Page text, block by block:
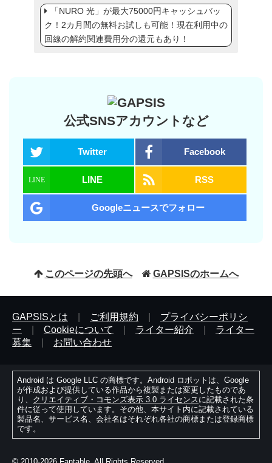
「NURO 光」が最大75000円キャッシュバッ
ク！2カ月間の無料お試しも可能！現在利用中の
回線の解約関連費用分の還元もあり！
公式SNSアカウントなど
Twitter Facebook
LINE RSS
Googleニュースでフォロー
このページの先頭へ GAPSISのホームへ
GAPSISとは ご利用規約
プライバシーポリシ
ー
Cookieについて ライター紹介
ライター
募集
お問い合わせ
Android は Google LLC の商標です。Android ロボットは、Google
が作成および提供している作品から複製または変更したものであ
り、 クリエイティブ・コモンズ表示 3.0 ライセンスに記載された条
件に従って使用しています。その他、本サイト内に記載されている
製品名、サービス名、会社名はそれぞれ各社の商標または登録商標
です。